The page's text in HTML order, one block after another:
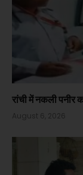
रांची में नकली पनीर
August 6, 2026